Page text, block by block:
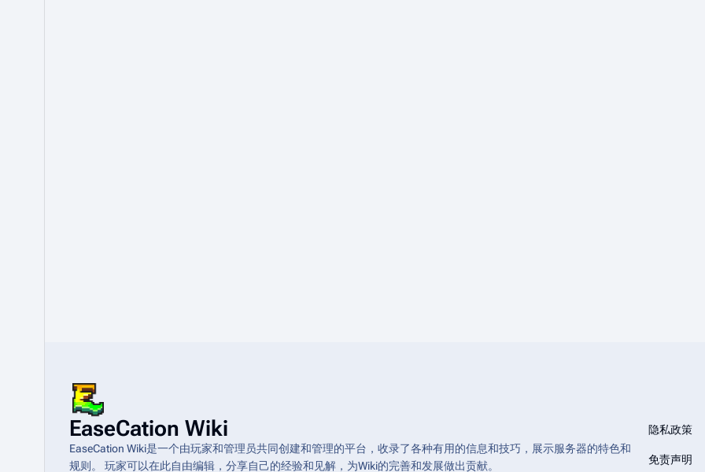
EaseCation Wiki
EaseCation Wiki是一个由玩家和管理员共同创建和管理的平台，收录了各种有用的信息和技巧，展示服务器的特色和
规则。 玩家可以在此自由编辑，分享自己的经验和见解，为Wiki的完善和发展做出贡献。
隐私政策
免责声明